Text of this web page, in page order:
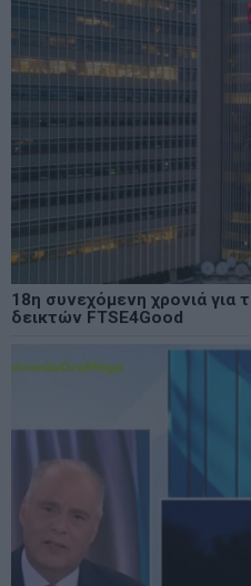
18η συνεχόμενη χρονιά για
δεικτών FTSE4Good